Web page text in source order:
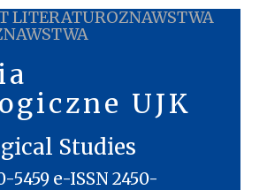
LITERATUROZNAWSTWA
UJK
Studies
5459 e-ISSN 2450-